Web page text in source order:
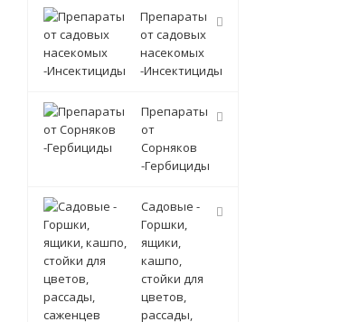
Препараты
от садовых
насекомых
-Инсектициды
Препараты
от
Сорняков
-Гербициды
Садовые -
Горшки,
ящики,
кашпо,
стойки для
цветов,
рассады,